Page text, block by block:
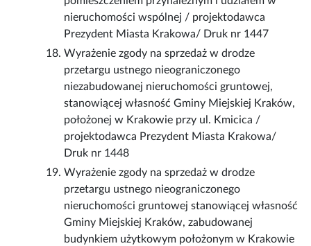
nieruchomości wspólnej / projektodawca
Prezydent Miasta Krakowa/ Druk nr 1447
Wyrażenie zgody na sprzedaż w drodze
przetargu ustnego nieograniczonego
niezabudowanej nieruchomości gruntowej,
stanowiącej własność Gminy Miejskiej Kraków,
położonej w Krakowie przy ul. Kmicica /
projektodawca Prezydent Miasta Krakowa/
Druk nr 1448
Wyrażenie zgody na sprzedaż w drodze
przetargu ustnego nieograniczonego
nieruchomości gruntowej stanowiącej własność
Gminy Miejskiej Kraków, zabudowanej
budynkiem użytkowym położonym w Krakowie